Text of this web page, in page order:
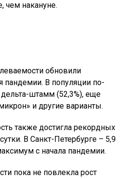
чем накануне.
обновили
пандемии. В популяции по-
штамм (52,3%), еще
и другие варианты.
также достигла рекордных
В Санкт-Петербурге – 5,9
с начала пандемии.
пока не повлекла рост